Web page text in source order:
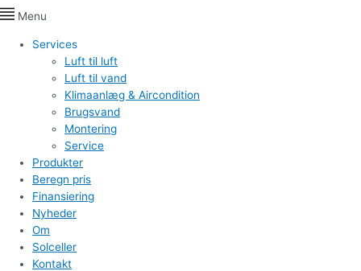
Menu
Services
Luft til luft
Luft til vand
Klimaanlæg & Aircondition
Brugsvand
Montering
Service
Produkter
Beregn pris
Finansiering
Nyheder
Om
Solceller
Kontakt